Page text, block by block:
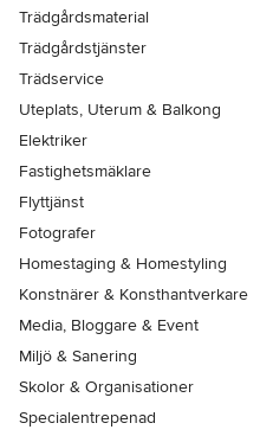
Trädgårdsmaterial
Trädgårdstjänster
Trädservice
Uteplats, Uterum & Balkong
Elektriker
Fastighetsmäklare
Flyttjänst
Fotografer
Homestaging & Homestyling
Konstnärer & Konsthantverkare
Media, Bloggare & Event
Miljö & Sanering
Skolor & Organisationer
Specialentrepenad